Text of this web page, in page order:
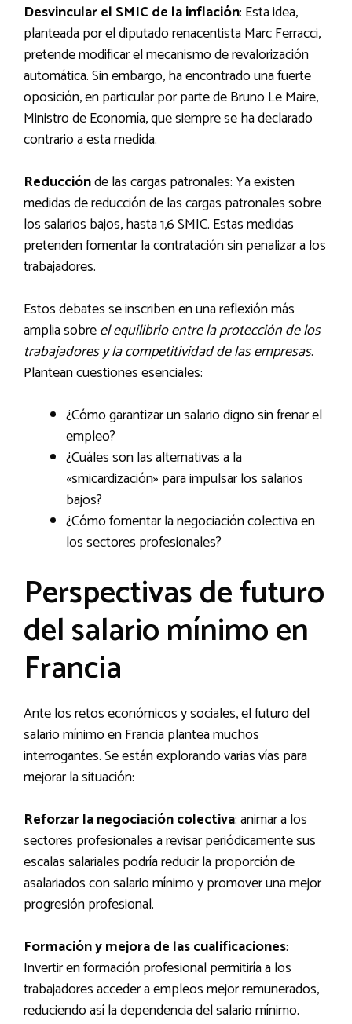
Desvincular el SMIC de la inflación: Esta idea,
planteada por el diputado renacentista Marc Ferracci,
pretende modificar el mecanismo de revalorización
automática. Sin embargo, ha encontrado una fuerte
oposición, en particular por parte de Bruno Le Maire,
Ministro de Economía, que siempre se ha declarado
contrario a esta medida.
Reducciónde las cargas patronales: Ya existen
medidas de reducción de las cargas patronales sobre
los salarios bajos, hasta 1,6 SMIC. Estas medidas
pretenden fomentar la contratación sin penalizar a los
trabajadores.
Estos debates se inscriben en una reflexión más
amplia sobreel equilibrio entre la protección de los
trabajadores y la competitividad de las empresas.
Plantean cuestiones esenciales:
¿Cómo garantizar un salario digno sin frenar el
empleo?
¿Cuáles son las alternativas a la
«smicardización» para impulsar los salarios
bajos?
¿Cómo fomentar la negociación colectiva en
los sectores profesionales?
Perspectivas de futuro
del salario mínimo en
Francia
Ante los retos económicos y sociales, el futuro del
salario mínimo en Francia plantea muchos
interrogantes. Se están explorando varias vías para
mejorar la situación:
Reforzar la negociación colectiva: animar a los
sectores profesionales a revisar periódicamente sus
escalas salariales podría reducir la proporción de
asalariados con salario mínimo y promover una mejor
progresión profesional.
Formación y mejora de las cualificaciones:
Invertir en formación profesional permitiría a los
trabajadores acceder a empleos mejor remunerados,
reduciendo así la dependencia del salario mínimo.